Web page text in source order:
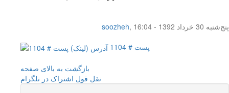
soozheh,
پنج‌شنبه 30 خرداد 1392 - 16:04
پست # 1104
بازگشت به بالای صفحه
نقل قول اشتراک در تلگرام